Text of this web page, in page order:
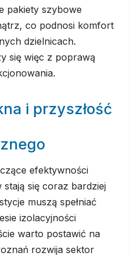
pakiety szybowe
co podnosi komfort
dzielnicach.
się więc z poprawą
i przyszłość
efektywności
się coraz bardziej
muszą spełniać
izolacyjności
warto postawić na
rozwija sektor